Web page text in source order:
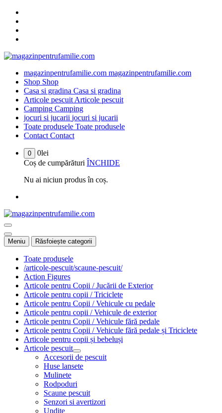
conținut
magazinpentrufamilie.com magazinpentrufamilie.com
Shop Shop
Casa si gradina Casa si gradina
Articole pescuit Articole pescuit
Camping Camping
jocuri si jucarii jocuri si jucarii
Toate produsele Toate produsele
Contact Contact
0 0lei
Coș de cumpărături ÎNCHIDE
Nu ai niciun produs în coș.
Meniu Răsfoiește categorii
Toate produsele
/articole-pescuit/scaune-pescuit/
Action Figures
Articole pentru Copii / Jucării de Exterior
Articole pentru copii / Triciclete
Articole pentru Copii / Vehicule cu pedale
Articole pentru copii / Vehicule de exterior
Articole pentru Copii / Vehicule fără pedale
Articole pentru Copii / Vehicule fără pedale și Triciclete
Articole pentru copii și bebeluși
Articole pescuit
Accesorii de pescuit
Huse lansete
Mulinete
Rodpoduri
Scaune pescuit
Senzori si avertizori
Undite